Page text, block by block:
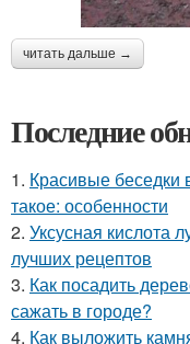
читать дальше →
Последние
1. Красивые беседки
такое: особенности
2. Уксусная кислота
лучших рецептов
3. Как посадить
сажать в городе?
4. Как выложить